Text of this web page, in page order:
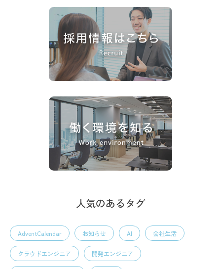
人気のあるタグ
AdventCalendar お知らせ AI 会社生活
クラウドエンジニア 開発エンジニア